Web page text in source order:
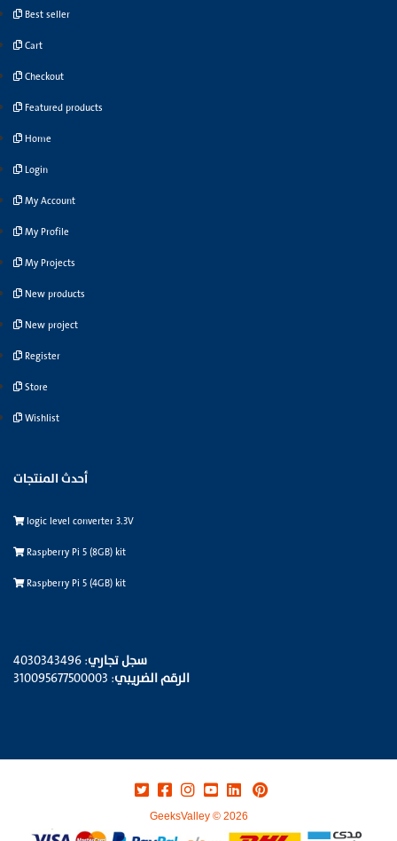
Best seller
Cart
Checkout
Featured products
Home
Login
My Account
My Profile
My Projects
New products
New project
Register
Store
Wishlist
أحدث المنتجات
logic level converter 3.3V
Raspberry Pi 5 (8GB) kit
Raspberry Pi 5 (4GB) kit
سجل تجاري: 4030343496
الرقم الضريبي: 310095677500003
GeeksValley © 2026